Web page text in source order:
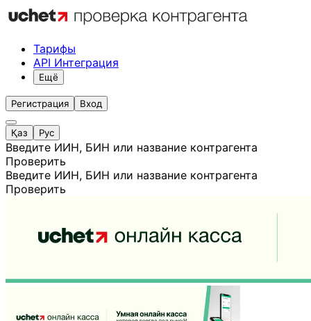
Тарифы
API Интеграция
Ещё
Регистрация Вход
Қаз Рус
Введите ИИН, БИН или название контрагента
Проверить
Введите ИИН, БИН или название контрагента
Проверить